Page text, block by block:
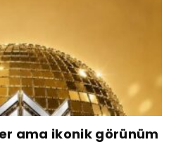
ama ikonik görünüm